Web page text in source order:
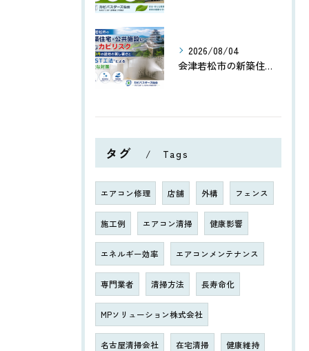
2026/08/04
会津若松市の新築住宅・公共施設に潜むカビリスク｜8〜10月の盆地の蒸し暑さとMIST工法®による安全な対策
タグ Tags
エアコン修理 店舗 外構 フェンス
施工例 エアコン清掃 健康影響
エネルギー効率 エアコンメンテナンス
専門業者 清掃方法 長寿命化
MPソリューション株式会社
名古屋清掃会社 在宅清掃 健康維持